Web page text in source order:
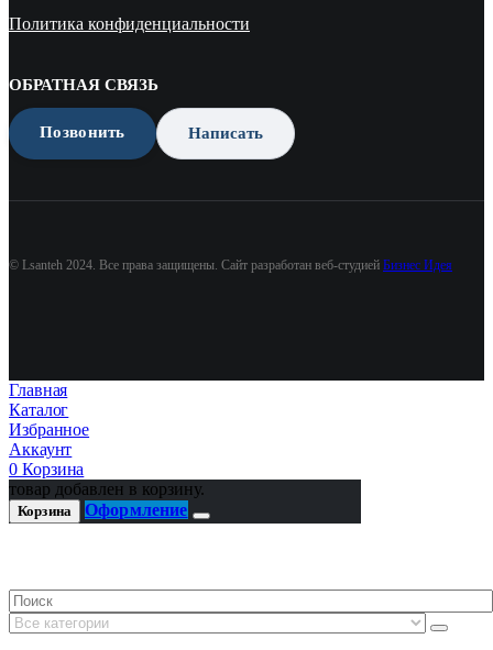
Политика конфиденциальности
ОБРАТНАЯ СВЯЗЬ
Позвонить Написать
© Lsanteh 2024. Все права защищены. Сайт разработан веб-студией Бизнес Идея
Главная
Каталог
Избранное
Аккаунт
0 Корзина
товар добавлен в корзину.
Корзина Оформление